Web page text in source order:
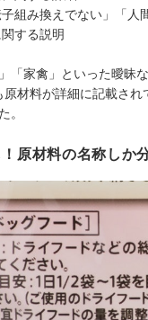
組み換えでない」「人
する説明
「家禽」といった曖昧
原材料が詳細に記載さ
。
原材料の名称しか